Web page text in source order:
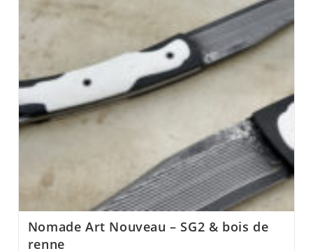
Nomade Art Nouveau – SG2 & bois de
renne